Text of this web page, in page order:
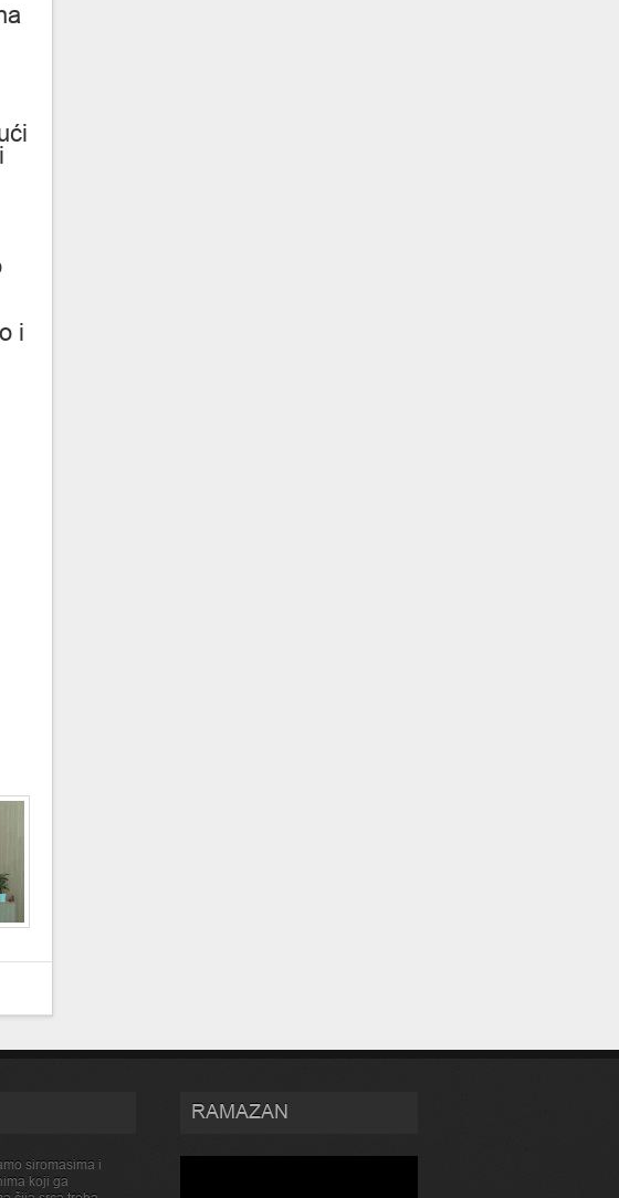
i
siromasima i
koji ga
RAMAZAN